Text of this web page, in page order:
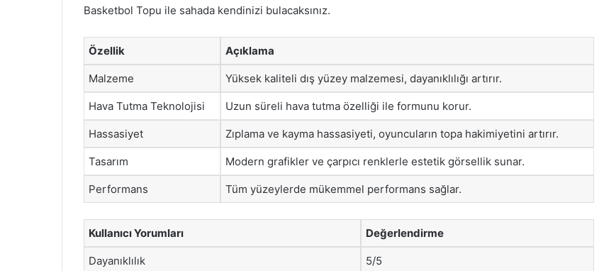
Basketbol Topu ile sahada kendinizi bulacaksınız.
Özellik Açıklama
Malzeme Yüksek kaliteli dış yüzey malzemesi, dayanıklılığı artırır.
Hava Tutma Teknolojisi Uzun süreli hava tutma özelliği ile formunu korur.
Hassasiyet Zıplama ve kayma hassasiyeti, oyuncuların topa hakimiyetini artırır.
Tasarım Modern grafikler ve çarpıcı renklerle estetik görsellik sunar.
Performans Tüm yüzeylerde mükemmel performans sağlar.
Kullanıcı Yorumları Değerlendirme
Dayanıklılık 5/5